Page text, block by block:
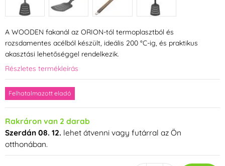
A WOODEN fakanál az ORION-tól termoplasztból és
rozsdamentes acélból készült, ideális 200 °C-ig, és praktikus
akasztási lehetőséggel rendelkezik.
Részletes termékleírás
Felhatalmazott eladó
Rakráron van 2 darab
Szerdán 08. 12. lehet átvenni vagy futárral az Ön
otthonában.